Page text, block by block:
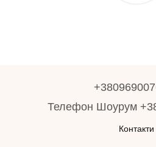
Телефон Шоурум
Контакти